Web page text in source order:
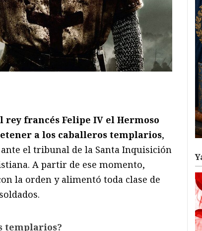
rey francés Felipe IV el Hermoso
a los caballeros templarios,
el tribunal de la Santa Inquisición
A partir de ese momento,
la orden y alimentó toda clase de
templarios?